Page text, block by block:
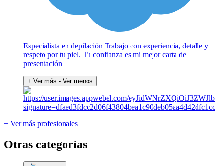
Especialista en depilación Trabajo con experiencia, detalle y
respeto por tu piel. Tu confianza es mi mejor carta de
presentación
+ Ver más - Ver menos
+ Ver más profesionales
Otras categorías